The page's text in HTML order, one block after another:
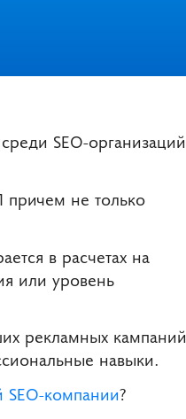
SEO-организаций
не только
в расчетах на
или уровень
рекламных кампаний
навыки.
SEO-компании?